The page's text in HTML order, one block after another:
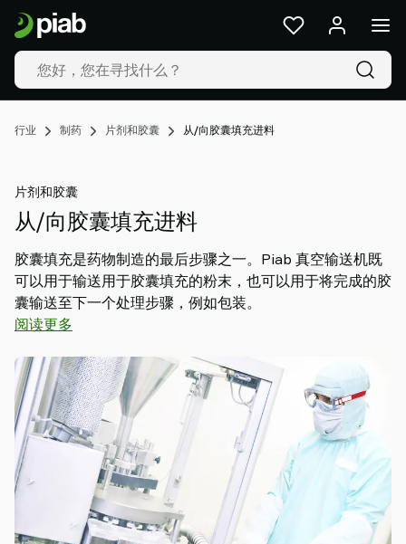
行业 制药 片剂和胶囊 从/向胶囊填充进料
片剂和胶囊
从/向胶囊填充进料
胶囊填充是药物制造的最后步骤之一。Piab 真空输送机既
可以用于输送用于胶囊填充的粉末，也可以用于将完成的胶
囊输送至下一个处理步骤，例如包装。
阅读更多
产
品
及
解
决
案
业
们
的
技
术
资
源
关
于
Piab
Piab
联